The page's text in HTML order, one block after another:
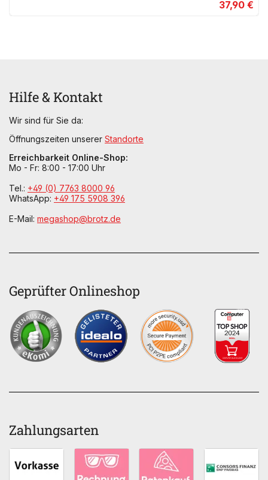
37,90 €
Hilfe & Kontakt
Wir sind für Sie da:
Öffnungszeiten unserer Standorte
Erreichbarkeit Online-Shop:
Mo - Fr: 8:00 - 17:00 Uhr
Tel.: +49 (0) 7763 8000 96
WhatsApp: +49 175 5908 396
E-Mail: megashop@brotz.de
Geprüfter Onlineshop
Zahlungsarten